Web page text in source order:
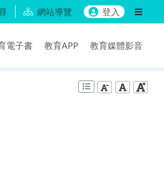
網站導覽 登入
電子書 教育APP 教育媒體影音